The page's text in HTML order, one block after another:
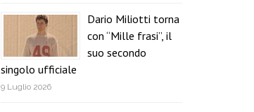
Dario Miliotti torna
con “Mille frasi”, il
suo secondo
singolo ufficiale
9 Luglio 2026